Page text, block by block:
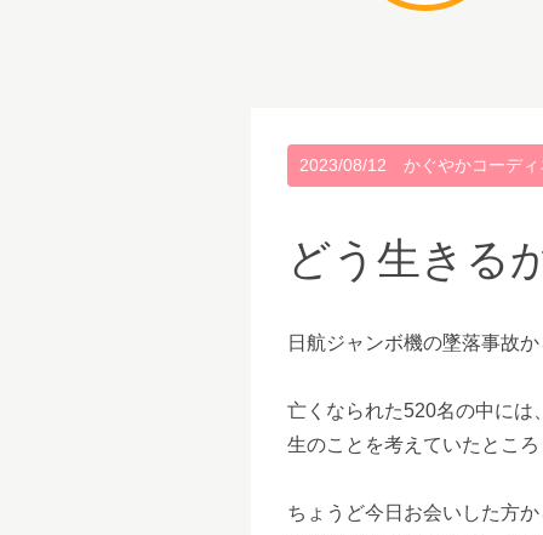
2023/08/12 かぐやかコーデ
どう生きる
日航ジャンボ機の墜落事故
亡くなられた520名の中には
生のことを考えていたところ
ちょうど今日お会いした方